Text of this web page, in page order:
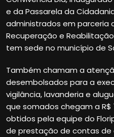
e da Passarela da
administrados em parceria
Recuperação e
tem sede no município de
Também chamam a
desembolsados para a
vigilância, lavanderia e
que somados chegam a R$
obtidos pela equipe do
de prestação de contas